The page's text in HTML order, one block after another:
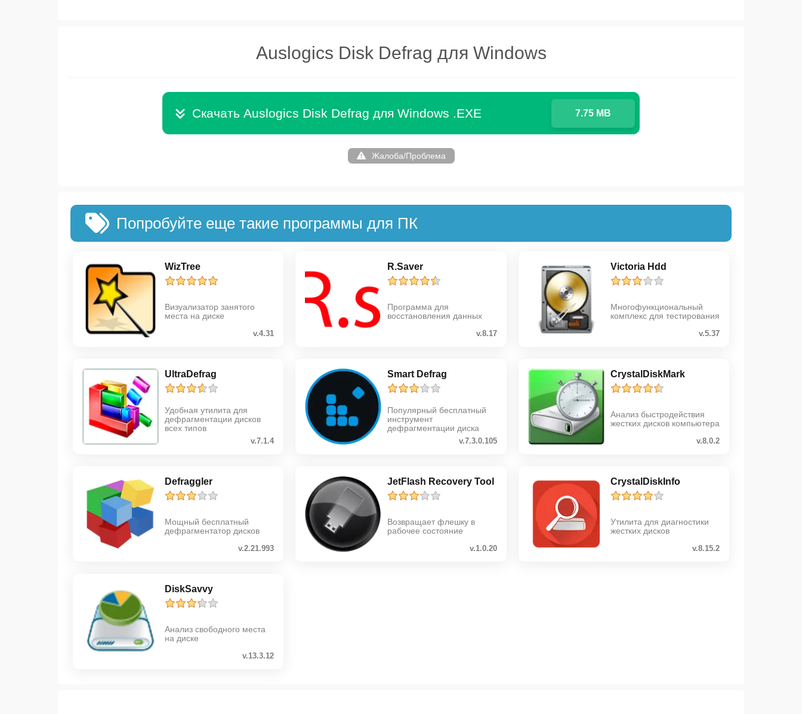
Auslogics Disk Defrag для Windows
Скачать Auslogics Disk Defrag для Windows .EXE 7.75 MB
Жалоба/Проблема
Попробуйте еще такие программы для ПК
WizTree
Визуализатор занятого
места на диске
v.4.31
R.Saver
Программа для
восстановления данных
v.8.17
Victoria Hdd
Многофункциональный
комплекс для тестирования
v.5.37
UltraDefrag
Удобная утилита для
дефрагментации дисков
всех типов
v.7.1.4
Smart Defrag
Популярный бесплатный
инструмент
дефрагментации диска
v.7.3.0.105
CrystalDiskMark
Анализ быстродействия
жестких дисков компьютера
v.8.0.2
Defraggler
Мощный бесплатный
дефрагментатор дисков
v.2.21.993
JetFlash Recovery Tool
Возвращает флешку в
рабочее состояние
v.1.0.20
CrystalDiskInfo
Утилита для диагностики
жестких дисков
v.8.15.2
DiskSavvy
Анализ свободного места
на диске
v.13.3.12